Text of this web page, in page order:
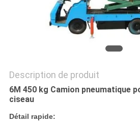
DE
CONFIDENTIALITÉ
Description de produit
6M 450 kg Camion pneumatique
ciseau
Détail rapide: